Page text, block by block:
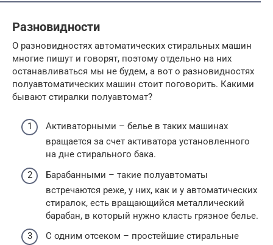
Разновидности
О разновидностях автоматических стиральных машин
многие пишут и говорят, поэтому отдельно на них
останавливаться мы не будем, а вот о разновидностях
полуавтоматических машин стоит поговорить. Какими
бывают стиралки полуавтомат?
Активаторными – белье в таких машинах
вращается за счет активатора установленного
на дне стирального бака.
Барабанными – такие полуавтоматы
встречаются реже, у них, как и у автоматических
стиралок, есть вращающийся металлический
барабан, в который нужно класть грязное белье.
С одним отсеком – простейшие стиральные